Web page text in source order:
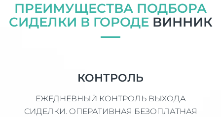
ПРЕИМУЩЕСТВА ПОДБОРА
СИДЕЛКИ В ГОРОДЕВИННИК
КОНТРОЛЬ
ЕЖЕДНЕВНЫЙ КОНТРОЛЬ ВЫХОДА
СИДЕЛКИ. ОПЕРАТИВНАЯ БЕЗОПЛАТНАЯ